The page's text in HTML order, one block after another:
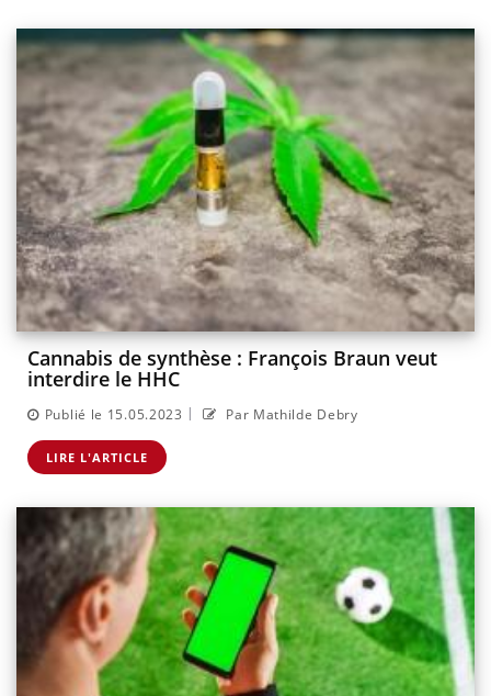
Cannabis de synthèse : François Braun veut
interdire le HHC
Publié le 15.05.2023 | Par Mathilde Debry
LIRE L'ARTICLE